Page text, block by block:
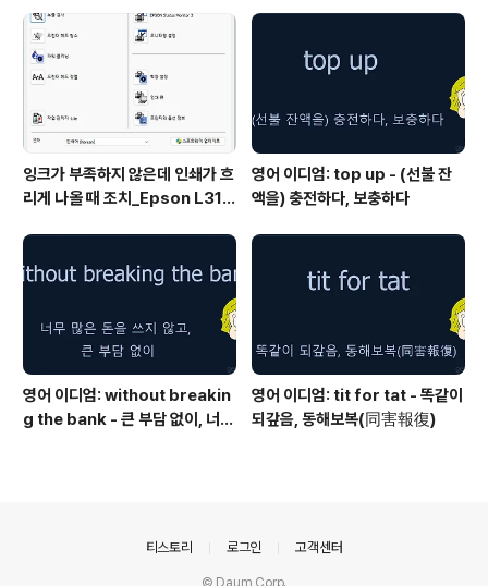
잉크가 부족하지 않은데 인쇄가 흐
리게 나올 때 조치_Epson L315
영어 이디엄: top up - (선불 잔
액을) 충전하다, 보충하다
영어 이디엄: without breakin
g the bank - 큰 부담 없이, 너무
영어 이디엄: tit for tat - 똑같이
되갚음, 동해보복(同害報復)
티스토리 로그인 고객센터